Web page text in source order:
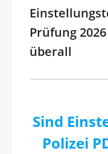
Prüfung
überall
Sind
Polizei